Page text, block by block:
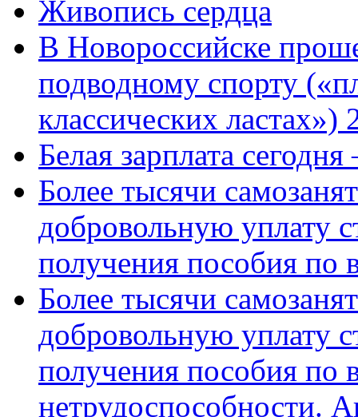
Живопись сердца
В Новороссийске
подводному спорту
классических ластах»)
Белая зарплата
Более тысячи
добровольную уплату
получения пособия по
Более тысячи
добровольную уплату
получения пособия по
нетрудоспособности.